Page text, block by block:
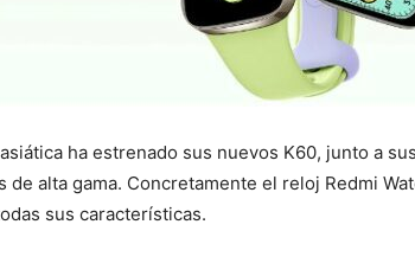
ha estrenado sus nuevos K60, junto a
de alta gama. Concretamente el reloj Redmi
sus características.